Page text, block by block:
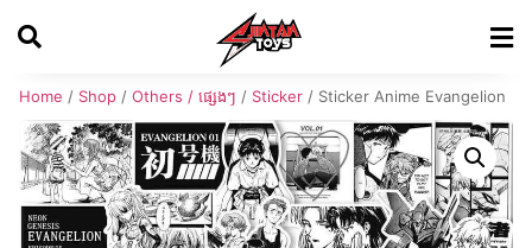
Home / Shop / Others / ផ្សេងៗ / Sticker / Sticker Anime Evangelion